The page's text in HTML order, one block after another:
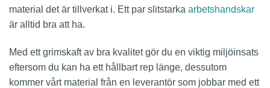
material det är tillverkat i. Ett par slitstarka arbetshandskar
är alltid bra att ha.
Med ett grimskaft av bra kvalitet gör du en viktig miljöinsats
eftersom du kan ha ett hållbart rep länge, dessutom
kommer vårt material från en leverantör som jobbar med ett